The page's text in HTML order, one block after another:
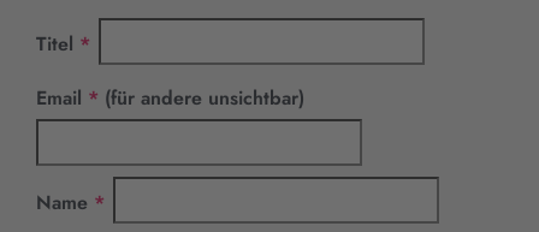
Titel *
Email * Pflichtfeld
(für andere unsichtbar)
Name *